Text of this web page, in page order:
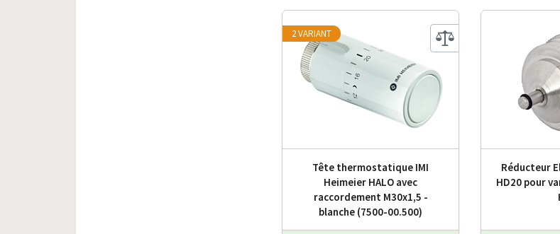
Tête thermostatique IMI
Heimeier HALO avec
raccordement M30x1,5 -
blanche (7500-00.500)
2 VARIANT
Réducteur
HD20 pour